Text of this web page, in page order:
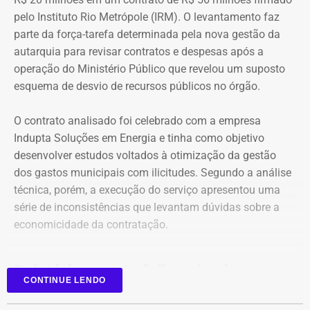
O crescimento patrimonial, por si só, não indica a
existência de irregularidades.
Declaração de bens de Vinícius Cozzolino em 2026 — Foto:
Reprodução/Divulgacand
pelo Instituto Rio Metrópole (IRM). O levantamento faz
parte da força-tarefa determinada pela nova gestão da
autarquia para revisar contratos e despesas após a
operação do Ministério Público que revelou um suposto
esquema de desvio de recursos públicos no órgão.
O contrato analisado foi celebrado com a empresa
Indupta Soluções em Energia e tinha como objetivo
desenvolver estudos voltados à otimização da gestão
dos gastos municipais com ilicitudes. Segundo a análise
técnica, porém, a execução do serviço apresentou uma
série de inconsistências que levantam dúvidas sobre a
economicidade da contratação.
Relatório aponta falhas desde o
planejamento
CONTINUE LENDO